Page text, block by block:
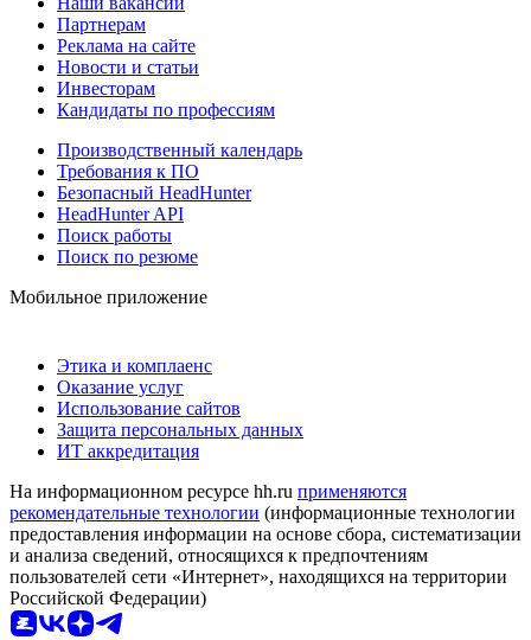
Партнерам
Реклама на сайте
Новости и статьи
Инвесторам
Кандидаты по профессиям
Производственный календарь
Требования к ПО
Безопасный HeadHunter
HeadHunter API
Поиск работы
Поиск по резюме
Мобильное приложение
Этика и комплаенс
Оказание услуг
Использование сайтов
Защита персональных данных
ИТ аккредитация
На информационном ресурсе hh.ru применяются
рекомендательные технологии (информационные технологии
предоставления информации на основе сбора, систематизации
и анализа сведений, относящихся к предпочтениям
пользователей сети «Интернет», находящихся на территории
Российской Федерации)